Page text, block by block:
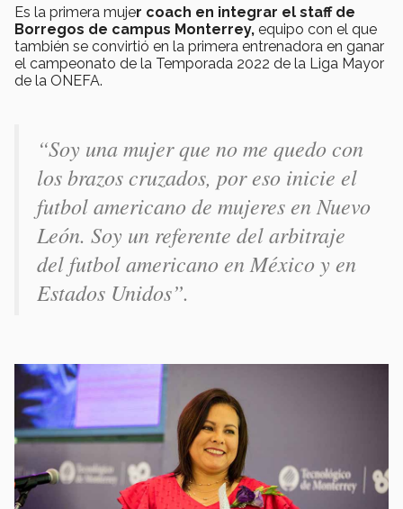
Es la primera mujer coach en integrar el staff de
Borregos de campus Monterrey, equipo con el que
también se convirtió en la primera entrenadora en ganar
el campeonato de la Temporada 2022 de la Liga Mayor
de la ONEFA.
“Soy una mujer que no me quedo con
los brazos cruzados, por eso inicie el
futbol americano de mujeres en Nuevo
León. Soy un referente del arbitraje
del futbol americano en México y en
Estados Unidos”.